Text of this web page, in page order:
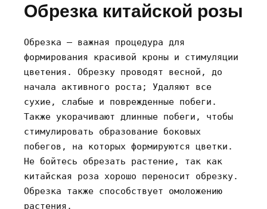
Обрезка китайской розы
Обрезка – важная процедура для
формирования красивой кроны и стимуляции
цветения. Обрезку проводят весной‚ до
начала активного роста; Удаляют все
сухие‚ слабые и поврежденные побеги.
Также укорачивают длинные побеги‚ чтобы
стимулировать образование боковых
побегов‚ на которых формируются цветки.
Не бойтесь обрезать растение‚ так как
китайская роза хорошо переносит обрезку.
Обрезка также способствует омоложению
растения.